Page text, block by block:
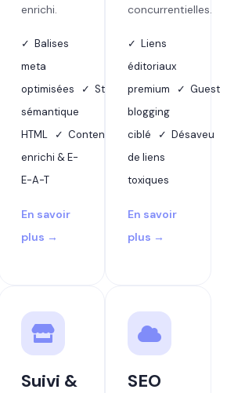
enrichi.
✓ Balises
meta
optimisées ✓ Structure
sémantique
HTML ✓ Contenu
enrichi & E-
E-A-T
En savoir
plus →
concurrentielles.
✓ Liens
éditoriaux
premium ✓ Guest
blogging
ciblé ✓ Désaveu
de liens
toxiques
En savoir
plus →
Suivi & SEO